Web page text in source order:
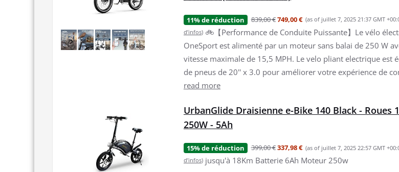
11% de réduction 839,00 €749,00 € (as of juillet 7, 2025 21:37 GMT
d’infos) 🚲【Performance de Conduite Puissante】Le vélo
OneSport est alimenté par un moteur sans balai de 250 W
vitesse maximale de 15,5 MPH. Le velo pliant electrique est
de pneus de 20'' x 3.0 pour améliorer votre expérience de
read more
UrbanGlide Draisienne e-Bike 140 Black - Roues
250W - 5Ah
15% de réduction 399,00 €337,98 € (as of juillet 7, 2025 22:57 GMT
d’infos) jusqu'à 18Km Batterie 6Ah Moteur 250w